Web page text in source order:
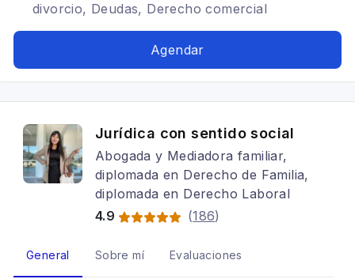
divorcio, Deudas, Derecho comercial
Agendar
Jurídica con sentido social
Abogada y Mediadora familiar,
diplomada en Derecho de Familia,
diplomada en Derecho Laboral
4.9
(186)
General Sobre mí Evaluaciones